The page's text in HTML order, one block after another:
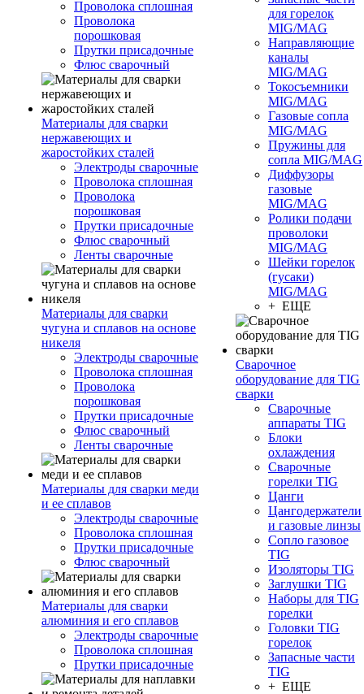
Проволока сплошная
Проволока
порошковая
Прутки присадочные
Флюс сварочный
Материалы для сварки
нержавеющих и
жаростойких сталей
Электроды сварочные
Проволока сплошная
Проволока
порошковая
Прутки присадочные
Флюс сварочный
Ленты сварочные
Материалы для сварки
чугуна и сплавов на основе
никеля
Электроды сварочные
Проволока сплошная
Проволока
порошковая
Прутки присадочные
Флюс сварочный
Ленты сварочные
Материалы для сварки меди
и ее сплавов
Электроды сварочные
Проволока сплошная
Прутки присадочные
Флюс сварочный
Материалы для сварки
алюминия и его сплавов
Электроды сварочные
Проволока сплошная
Прутки присадочные
для горелок
MIG/MAG
Направляющие
каналы
MIG/MAG
Токосъемники
MIG/MAG
Газовые сопла
MIG/MAG
Пружины для
сопла MIG/MAG
Диффузоры
газовые
MIG/MAG
Ролики подачи
проволоки
MIG/MAG
Шейки горелок
(гусаки)
MIG/MAG
+ ЕЩЕ
Сварочное
оборудование для TIG
сварки
Сварочные
аппараты TIG
Блоки
охлаждения
Сварочные
горелки TIG
Цанги
Цангодержатели
и газовые линзы
Сопло газовое
TIG
Изоляторы TIG
Заглушки TIG
Наборы для TIG
горелки
Головки TIG
горелок
Запасные части
TIG
+ ЕЩЕ